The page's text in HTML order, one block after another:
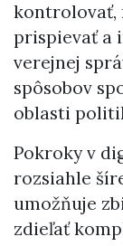
kontrolovať,
prispievať a
verejnej
spôsobov
oblasti
Pokroky v
rozsiahle
umožňuje
zdieľať